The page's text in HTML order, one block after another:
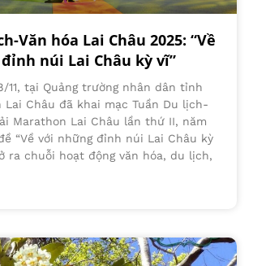
Văn hóa Lai Châu 2025: “Về
núi Lai Châu kỳ vĩ”
11, tại Quảng trường nhân dân tỉnh
Lai Châu đã khai mạc Tuần Du lịch-
Marathon Lai Châu lần thứ II, năm
“Về với những đỉnh núi Lai Châu kỳ
ra chuỗi hoạt động văn hóa, du lịch,